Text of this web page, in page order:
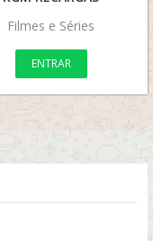
Filmes e Séries
ENTRAR